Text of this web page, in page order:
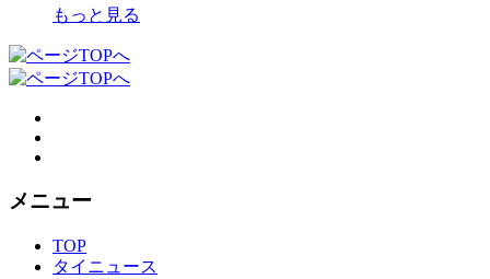
もっと見る
メニュー
TOP
タイニュース